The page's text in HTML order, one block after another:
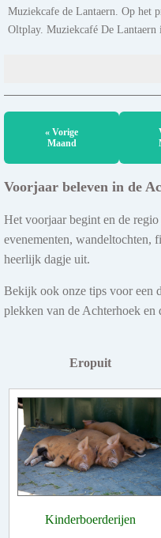
Muziekcafe de Lantaern. Op het
Oltplay. Muziekcafé De Lantaern
« Vorige
Maand
Voorjaar beleven in de
Het voorjaar begint en de
evenementen, wandeltochten,
heerlijk dagje uit.
Bekijk ook onze tips voor een
plekken van de Achterhoek en
Eropuit
Kinderboerderijen